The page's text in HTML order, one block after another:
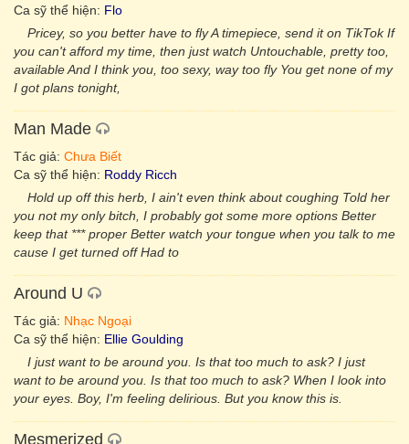
Ca sỹ thể hiện: Flo
Pricey, so you better have to fly A timepiece, send it on TikTok If
you can't afford my time, then just watch Untouchable, pretty too,
available And I think you, too sexy, way too fly You get none of my
I got plans tonight,
Man Made
Tác giả: Chưa Biết
Ca sỹ thể hiện: Roddy Ricch
Hold up off this herb, I ain't even think about coughing Told her
you not my only bitch, I probably got some more options Better
keep that *** proper Better watch your tongue when you talk to me
cause I get turned off Had to
Around U
Tác giả: Nhạc Ngoại
Ca sỹ thể hiện: Ellie Goulding
I just want to be around you. Is that too much to ask? I just
want to be around you. Is that too much to ask? When I look into
your eyes. Boy, I'm feeling delirious. But you know this is.
Mesmerized